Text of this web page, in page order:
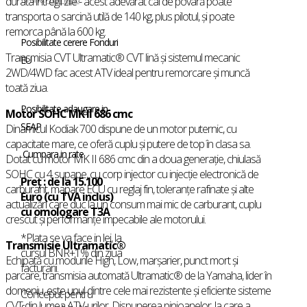
Posibilitate cerere Fonduri
EU
Posibilitate adaugare in
SEAP
Cumpara in rate
Preț : de la 15.100
Euro (cu TVA inclus)
cu omologare T3A
*Plata se va face in lei, la
cursul BNR+1% din ziua
facturarii.
Conceput pentru
transporta o sarcină utilă de 140 kg, plus pilotul, şi poate
remorca până la 600 kg.
Transmisia CVT Ultramatic® CVT lină şi sistemul mecanic
2WD/4WD fac acest ATV ideal pentru remorcare şi muncă
toată ziua.
Motor SOHC MK II 686 cmc
Dinamicul Kodiak 700 dispune de un motor puternic, cu
capacitate mare, ce oferă cuplu și putere de top în clasa sa.
Dotat cu motor MK II 686 cmc din a doua generație, chiulasă
SOHC cu 4 supape, cu corp injector cu injecție electronică de
carburant, mapare ECU cu reglaj fin, toleranțe rafinate și alte
actualizări care duc la un consum mai mic de carburant, cuplu
crescut și performanțe impecabile ale motorului.
Transmisie Ultramatic®
Echipată cu modurile High, Low, marșarier, punct mort și
parcare, transmisia automată Ultramatic® de la Yamaha, lider în
domeniu, este unul dintre cele mai rezistente și eficiente sisteme